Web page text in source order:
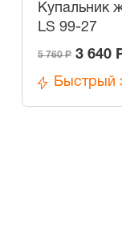
Купальник
LS 99-27
5 760 Р 3 640
Быстрый